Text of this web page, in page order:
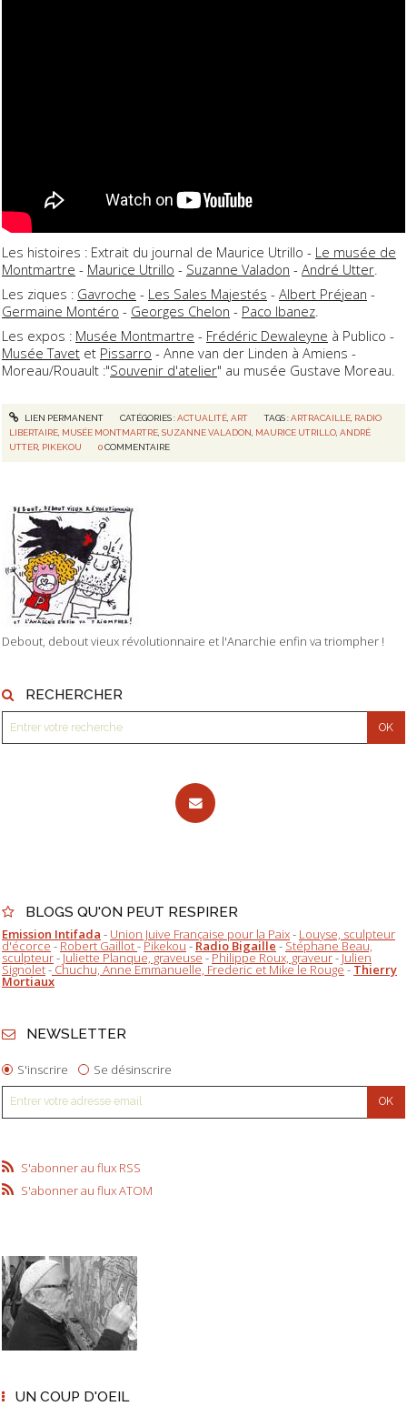
Debout, debout vieux révolutionnaire et l'Anarchie enfin va triompher !
RECHERCHER
BLOGS QU'ON PEUT RESPIRER
Emission Intifada - Union Juive Française pour la Paix- Louyse, sculpteur
d'écorce-Robert Gaillot-Pikekou-Radio Bigaille-Stéphane Beau,
sculpteur-Juliette Planque, graveuse-Philippe Roux, graveur-Julien
Signolet-Chuchu, Anne Emmanuelle, Frederic et Mike le Rouge-Thierry
Mortiaux
NEWSLETTER
S'inscrire Se désinscrire
S'abonner au flux RSS
S'abonner au flux ATOM
Les histoires : Extrait du journal de Maurice Utrillo - Le musée de
Montmartre - Maurice Utrillo - Suzanne Valadon - André Utter
Les ziques : Gavroche - Les Sales Majestés - Albert Préjean -
Germaine Montéro - Georges Chelon - Paco Ibanez.
Les expos : Musée Montmartre - Frédéric Dewaleyne à Publico -
Musée Tavet et Pissarro - Anne van der Linden à Amiens -
Moreau/Rouault :"Souvenir d'atelier" au musée Gustave Moreau.
LIEN PERMANENT CATÉGORIES :ACTUALITÉ, ART TAGS :ARTRACAILLE RADIO
LIBERTAIRE MUSÉE MONTMARTRE ,SUZANNE VALADON MAURICE UTRILLO ,ANDRÉ
UTTER PIKEKOU 0 COMMENTAIRE
UN COUP D'OEIL